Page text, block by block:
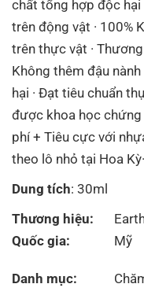
chất tổng hợp độc hại
trên động vật · 100%
trên thực vật ·
Không thêm đậu nành
hại · Đạt tiêu chuẩn
được khoa học chứng
phí + Tiêu cực với
theo lô nhỏ tại Hoa
Dung tích: 30ml
Thương hiệu:
Quốc gia:
Mỹ
Danh mục: